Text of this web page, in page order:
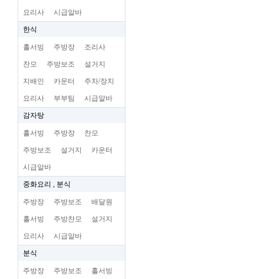
요리사 시급알바
한식
홀서빙 주방장 조리사
찬모 주방보조 설거지
지배인 카운터 주차/장치
요리사 부부팀 시급알바
감자탕
홀서빙 주방장 찬모
주방보조 설거지 카운터
시급알바
중화요리 , 분식
주방장 주방보조 배달원
홀서빙 주방찬모 설거지
요리사 시급알바
분식
주방장 주방보조 홀서빙